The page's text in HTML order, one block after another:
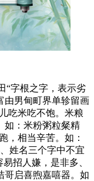
“字根之字，表示劣
由男甸町界单轸留画
吃米吃不饱。米粮
如：米粉粥粒粲精
，相当辛苦。如：
姓名三个字中不宜
招人嫌，是非多、
哥启喜煦嘉嘻器。如